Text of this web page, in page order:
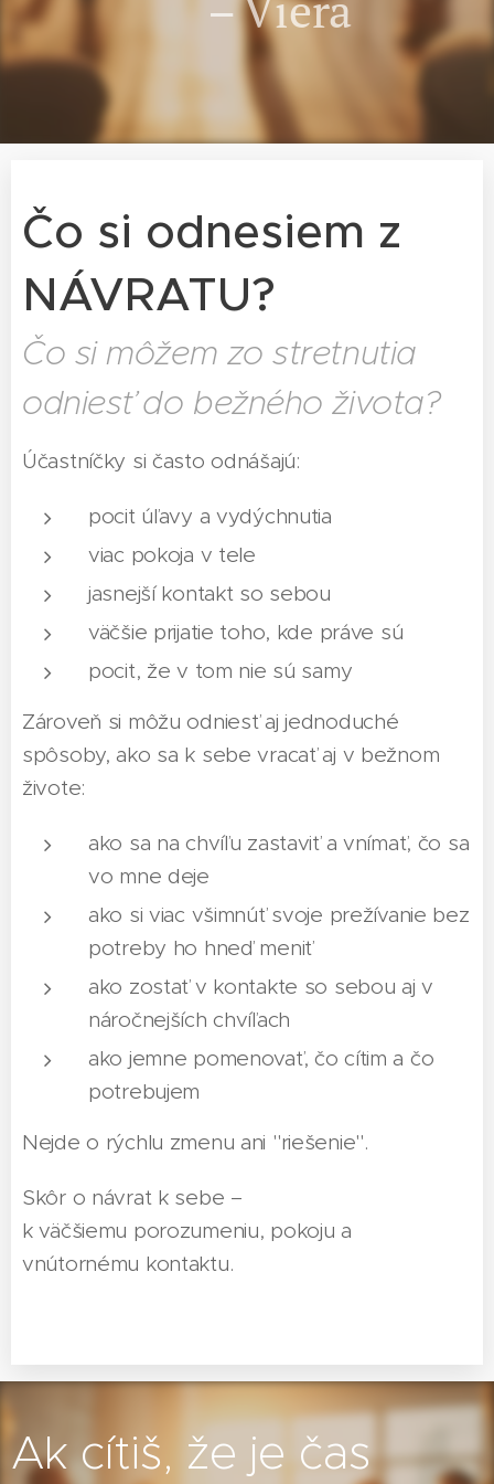
Čo si odnesiem z
NÁVRATU?
Čo si môžem zo stretnutia
odniesť do bežného života?
Účastníčky si často odnášajú:
pocit úľavy a vydýchnutia
viac pokoja v tele
jasnejší kontakt so sebou
väčšie prijatie toho, kde práve sú
pocit, že v tom nie sú samy
Zároveň si môžu odniesť aj jednoduché
spôsoby, ako sa k sebe vracať aj v bežnom
živote:
ako sa na chvíľu zastaviť a vnímať, čo sa
vo mne deje
ako si viac všimnúť svoje prežívanie bez
potreby ho hneď meniť
ako zostať v kontakte so sebou aj v
náročnejších chvíľach
ako jemne pomenovať, čo cítim a čo
potrebujem
Nejde o rýchlu zmenu ani "riešenie".
Skôr o návrat k sebe –
k väčšiemu porozumeniu, pokoju a
vnútornému kontaktu.
Ak cítiš, že je čas